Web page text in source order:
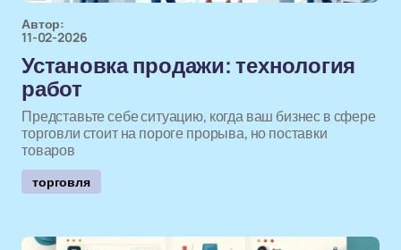
Автор:
11-02-2026
Установка продажи: технология
работ
Представьте себе ситуацию, когда ваш бизнес в сфере
торговли стоит на пороге прорыва, но поставки
товаров
торговля